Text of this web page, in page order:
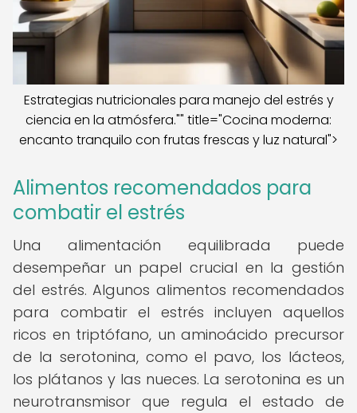
Estrategias nutricionales para manejo del estrés y
ciencia en la atmósfera."" title="Cocina moderna:
encanto tranquilo con frutas frescas y luz natural">
Alimentos recomendados para
combatir el estrés
Una alimentación equilibrada puede
desempeñar un papel crucial en la gestión
del estrés. Algunos alimentos recomendados
para combatir el estrés incluyen aquellos
ricos en triptófano, un aminoácido precursor
de la serotonina, como el pavo, los lácteos,
los plátanos y las nueces. La serotonina es un
neurotransmisor que regula el estado de